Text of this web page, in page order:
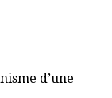
d’une